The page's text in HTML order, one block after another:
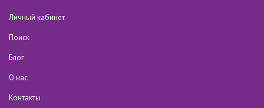
Личный кабинет
Поиск
Блог
О нас
Контакты